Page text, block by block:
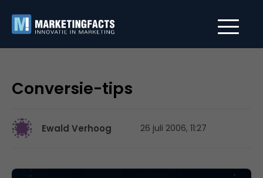
Conversie-tips
Ewald Verhoog 26 juli 2006, 11:27